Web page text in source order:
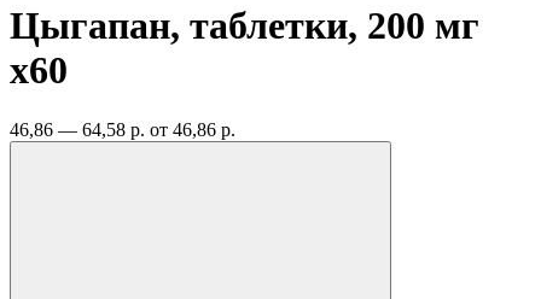
Цыгапан, таблетки, 200 мг
x60
46,86 — 64,58 р. от 46,86 р.